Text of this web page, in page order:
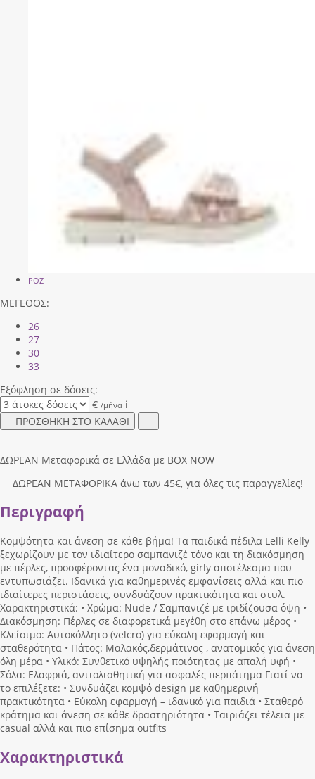
ΡΟΖ
ΜΕΓΕΘΟΣ:
26
27
30
33
Εξόφληση σε δόσεις:
€ /μήνα i
ΠΡΟΣΘΗΚΗ ΣΤΟ ΚΑΛΑΘΙ
ΔΩΡΕΑΝ Μεταφορικά σε Ελλάδα με BOX NOW
ΔΩΡΕΑΝ ΜΕΤΑΦΟΡΙΚΑ άνω των 45€, για όλες τις παραγγελίες!
Περιγραφή
Κομψότητα και άνεση σε κάθε βήμα! Τα παιδικά πέδιλα Lelli Kelly
ξεχωρίζουν με τον ιδιαίτερο σαμπανιζέ τόνο και τη διακόσμηση
με πέρλες, προσφέροντας ένα μοναδικό, girly αποτέλεσμα που
εντυπωσιάζει. Ιδανικά για καθημερινές εμφανίσεις αλλά και πιο
ιδιαίτερες περιστάσεις, συνδυάζουν πρακτικότητα και στυλ.
Χαρακτηριστικά: • Χρώμα: Nude / Σαμπανιζέ με ιριδίζουσα όψη •
Διακόσμηση: Πέρλες σε διαφορετικά μεγέθη στο επάνω μέρος •
Κλείσιμο: Αυτοκόλλητο (velcro) για εύκολη εφαρμογή και
σταθερότητα • Πάτος: Μαλακός,δερμάτινος , ανατομικός για άνεση
όλη μέρα • Υλικό: Συνθετικό υψηλής ποιότητας με απαλή υφή •
Σόλα: Ελαφριά, αντιολισθητική για ασφαλές περπάτημα Γιατί να
το επιλέξετε: • Συνδυάζει κομψό design με καθημερινή
πρακτικότητα • Εύκολη εφαρμογή – ιδανικό για παιδιά • Σταθερό
κράτημα και άνεση σε κάθε δραστηριότητα • Ταιριάζει τέλεια με
casual αλλά και πιο επίσημα outfits
Χαρακτηριστικά